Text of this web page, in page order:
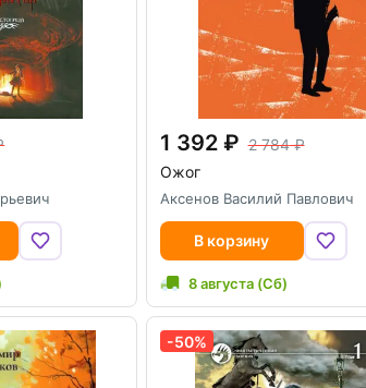
1 392
2 784
Ожог
Аксенов Василий Павлович
В корзину
8 августа (Сб)
-50%